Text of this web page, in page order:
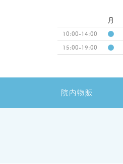
月
10:00-14:00 ●
15:00-19:00 ●
院内物販